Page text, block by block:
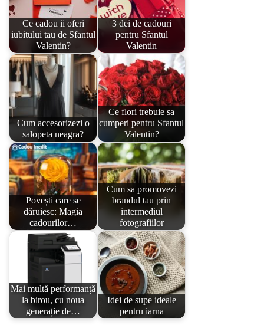
Ce cadou ii oferi
iubitului tau de Sfantul
Valentin?
3 dei de cadouri
pentru Sfantul
Valentin
Cum accesorizezi o
salopeta neagra?
Ce flori trebuie sa
cumperi pentru Sfantul
Valentin?
Povești care se
dăruiesc: Magia
cadourilor…
Cum sa promovezi
brandul tau prin
intermediul
fotografiilor
Mai multă performanță
la birou, cu noua
generație de…
Idei de supe ideale
pentru iarna